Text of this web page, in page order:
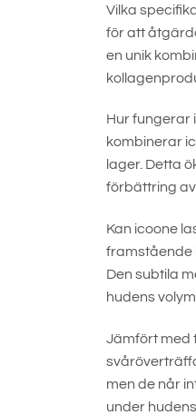
Vilka
för att
en unik
Hur fungerar
kombinerar
lager. Detta
förbättring
Kan icoone
framstående
Den subtila
hudens
Jämfört med
men de når
under